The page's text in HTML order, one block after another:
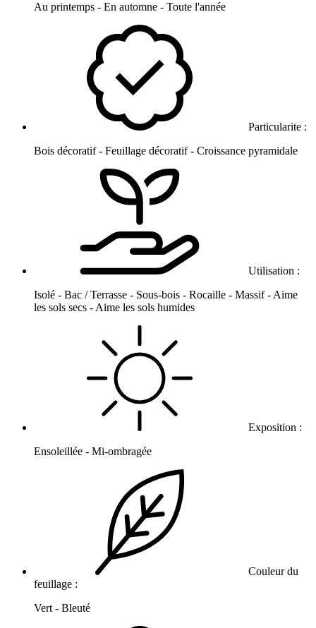
Au printemps - En automne - Toute l'année
Particularite :
Bois décoratif - Feuillage décoratif - Croissance pyramidale
Utilisation :
Isolé - Bac / Terrasse - Sous-bois - Rocaille - Massif - Aime
les sols secs - Aime les sols humides
Exposition :
Ensoleillée - Mi-ombragée
Couleur du
feuillage :
Vert - Bleuté